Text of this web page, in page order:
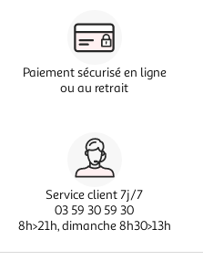
Paiement sécurisé en ligne
ou au retrait
Service client 7j/7
03 59 30 59 30
8h>21h, dimanche 8h30>13h